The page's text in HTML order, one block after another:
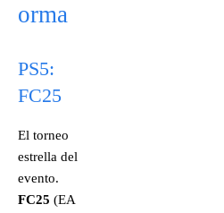
orma
PS5:
FC25
El torneo
estrella del
evento.
FC25 (EA